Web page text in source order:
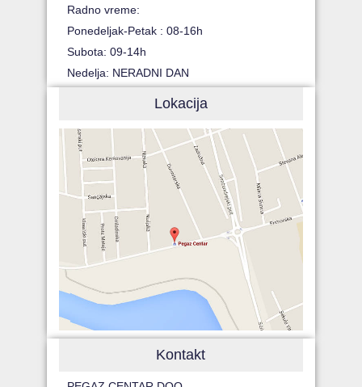
Radno vreme:
Ponedeljak-Petak : 08-16h
Subota: 09-14h
Nedelja: NERADNI DAN
Lokacija
Kontakt